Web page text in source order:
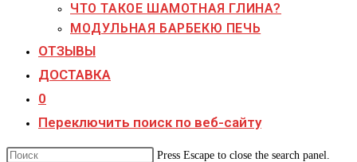
ЧТО ТАКОЕ ШАМОТНАЯ ГЛИНА?
МОДУЛЬНАЯ БАРБЕКЮ ПЕЧЬ
ОТЗЫВЫ
ДОСТАВКА
0
Переключить поиск по веб-сайту
Press Escape to close the search panel.